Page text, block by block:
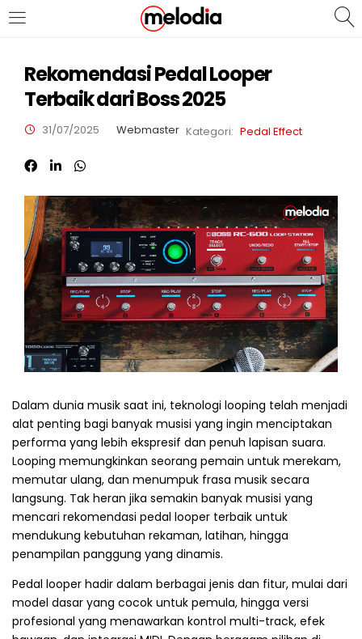
MASUK
Masuk
Lupa Password Anda?
Atau
Masuk/Daftar dengan Google
Rekomendasi Pedal Looper
Terbaik dari Boss 2025
31/07/2025 Webmaster Kategori: Pedal Effect
Dalam dunia musik saat ini, teknologi looping telah menjadi
alat penting bagi banyak musisi yang ingin menciptakan
performa yang lebih ekspresif dan penuh lapisan suara.
Looping memungkinkan seorang pemain untuk merekam,
memutar ulang, dan menumpuk frasa musik secara
langsung. Tak heran jika semakin banyak musisi yang
mencari rekomendasi pedal looper terbaik untuk
mendukung kebutuhan rekaman, latihan, hingga
penampilan panggung yang dinamis.
Pedal looper hadir dalam berbagai jenis dan fitur, mulai dari
model dasar yang cocok untuk pemula, hingga versi
profesional yang menawarkan kontrol multi-track, efek